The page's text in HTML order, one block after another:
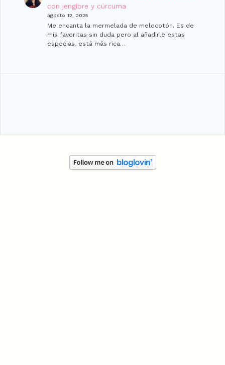
con jengibre y cúrcuma
agosto 12, 2025
Me encanta la mermelada de melocotón. Es de
mis favoritas sin duda pero al añadirle estas
especias, está más rica…